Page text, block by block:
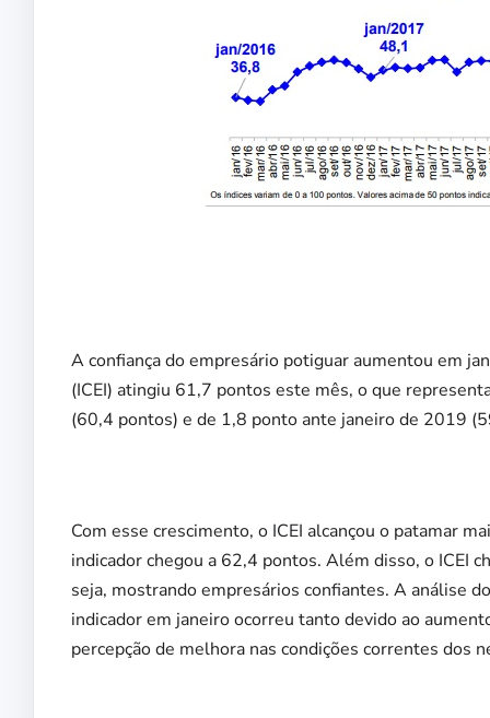
A confiança do empresário potiguar aumentou em
(ICEI) atingiu 61,7 pontos este mês, o que
(60,4 pontos) e de 1,8 ponto ante janeiro de 2019
Com esse crescimento, o ICEI alcançou o patamar
indicador chegou a 62,4 pontos. Além disso, o ICEI
seja, mostrando empresários confiantes. A análise
indicador em janeiro ocorreu tanto devido ao
percepção de melhora nas condições correntes dos